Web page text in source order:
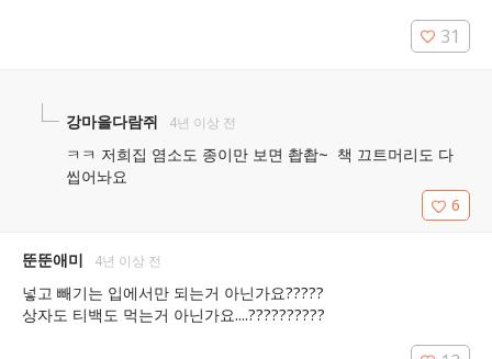
31
강마을다람쥐 4년 이상 전
ㅋㅋ 저희집 염소도 종이만 보면 촵촵~  책 끄트머리도 다
씹어놔요
6
뚠뚠애미 4년 이상 전
넣고 빼기는 입에서만 되는거 아닌가요?????
상자도 티백도 먹는거 아닌가요....??????????